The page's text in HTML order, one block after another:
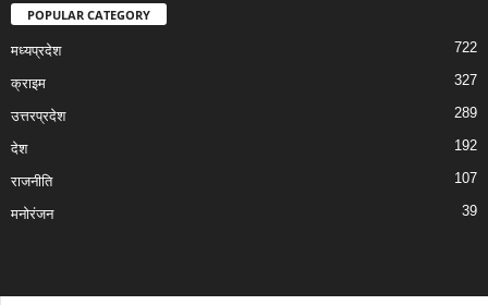
POPULAR CATEGORY
मध्यप्रदेश 722
क्राइम 327
उत्तरप्रदेश 289
देश 192
राजनीति 107
मनोरंजन 39